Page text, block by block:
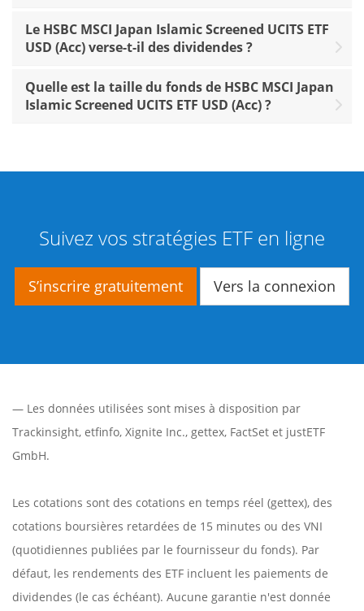
Le HSBC MSCI Japan Islamic Screened UCITS ETF
USD (Acc) verse-t-il des dividendes ?
Quelle est la taille du fonds de HSBC MSCI Japan
Islamic Screened UCITS ETF USD (Acc) ?
Suivez vos stratégies ETF en ligne
S’inscrire gratuitement Vers la connexion
— Les données utilisées sont mises à disposition par
Trackinsight, etfinfo, Xignite Inc., gettex, FactSet et justETF
GmbH.
Les cotations sont des cotations en temps réel (gettex), des
cotations boursières retardées de 15 minutes ou des VNI
(quotidiennes publiées par le fournisseur du fonds). Par
défaut, les rendements des ETF incluent les paiements de
dividendes (le cas échéant). Aucune garantie n'est donnée